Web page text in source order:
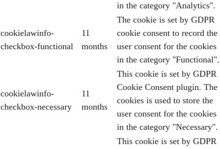
in the category "Analytics".
cookielawinfo-
checkbox-functional
11
months
The cookie is set by GDPR
cookie consent to record the
user consent for the cookies
in the category "Functional".
cookielawinfo-
checkbox-necessary
11
months
This cookie is set by GDPR
Cookie Consent plugin. The
cookies is used to store the
user consent for the cookies
in the category "Necessary".
This cookie is set by GDPR